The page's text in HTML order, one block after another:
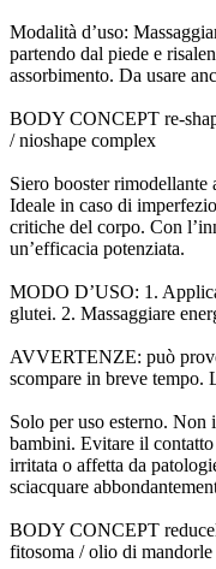
Modalità d’uso:
partendo dal piede e
assorbimento. Da usare
BODY CONCEPT re-
/ nioshape complex
Siero booster rimodellante
Ideale in caso di
critiche del corpo. Con
un’efficacia potenziata.
MODO D’USO: 1.
glutei. 2. Massaggiare
AVVERTENZE: può
scompare in breve tempo.
Solo per uso esterno. Non
bambini. Evitare il
irritata o affetta da
sciacquare
BODY CONCEPT
fitosoma / olio di